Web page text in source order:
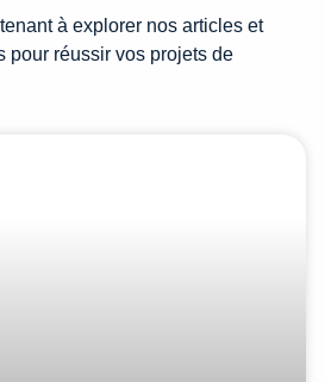
à explorer nos articles et
pour réussir vos projets de